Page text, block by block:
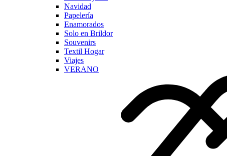
Navidad
Papelería
Enamorados
Solo en Brildor
Souvenirs
Textil Hogar
Viajes
VERANO